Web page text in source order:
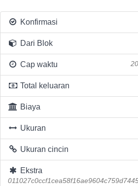
Konfirmasi
Dari Blok
Cap waktu
Total keluaran
Biaya
Ukuran
Ukuran cincin
Ekstra